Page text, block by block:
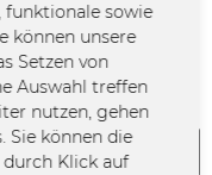
Warenkorb
funktionale sowie
können unsere
Setzen von
Auswahl treffen
nutzen, gehen
Sie können die
Klick auf